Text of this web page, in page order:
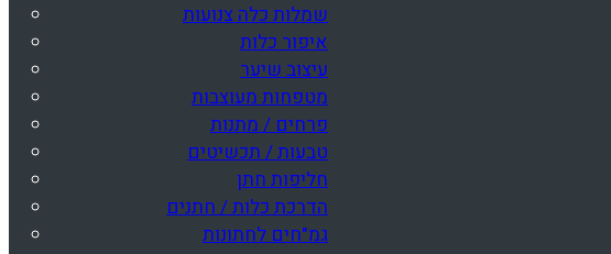
שמלות כלה צנועות
איפור כלות
עיצוב שיער
מטפחות מעוצבות
פרחים / מתנות
טבעות / תכשיטים
חליפות חתן
הדרכת כלות / חתנים
גמ"חים לחתונות